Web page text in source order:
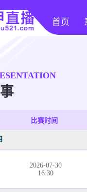
首页
比赛时间
2026-07-30
16:30